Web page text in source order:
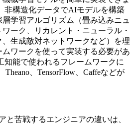
非構造化データでAIモデルを構築
学習アルゴリズム（畳み込みニュ
ーク、リカレント・ニューラル・
、生成敵対ネットワークなど）を理
ワークを使って実装する必要があ
知能で使われるフレームワークに
Theano、TensorFlow、Caffeなどが
と苦戦するエンジニアの違いは、